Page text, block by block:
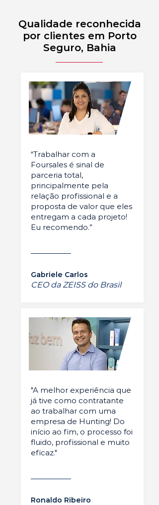
Qualidade reconhecida
por clientes em Porto
Seguro, Bahia
“Trabalhar com a
Foursales é sinal de
parceria total,
principalmente pela
relação profissional e a
proposta de valor que eles
entregam a cada projeto!
Eu recomendo.”
Gabriele Carlos
CEO da ZEISS do Brasil
"A melhor experiência que
já tive como contratante
ao trabalhar com uma
empresa de Hunting! Do
início ao fim, o processo foi
fluido, profissional e muito
eficaz."
Ronaldo Ribeiro